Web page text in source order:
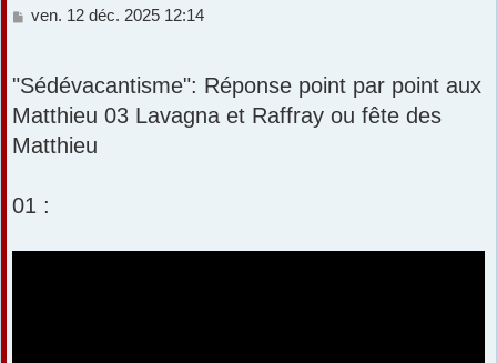
M
s
a
g
e
ven. 12 déc. 2025 12:14
"Sédévacantisme": Réponse point par point aux
Matthieu 03 Lavagna et Raffray ou fête des
Matthieu
01 :